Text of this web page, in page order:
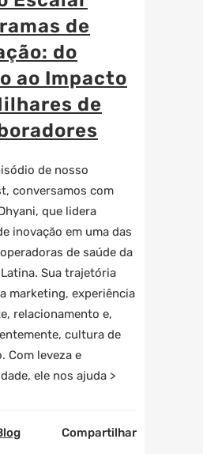
de
do
ao Impacto
de
de nosso
conversamos com
que lidera
inovação em uma das
de saúde da
Sua trajetória
marketing, experiência
relacionamento e,
cultura de
Com leveza e
ele nos ajuda >
Compartilhar